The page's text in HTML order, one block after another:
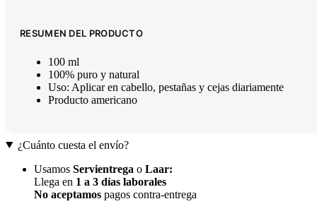
RESUMEN DEL PRODUCTO
100 ml
100% puro y natural
Uso: Aplicar en cabello, pestañas y cejas diariamente
Producto americano
¿Cuánto cuesta el envío?
Usamos Servientrega o Laar:
Llega en 1 a 3 días laborales
No aceptamos pagos contra-entrega